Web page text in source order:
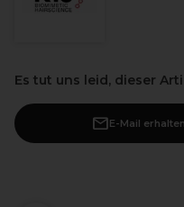
Es tut uns leid, dieser
E-Mail